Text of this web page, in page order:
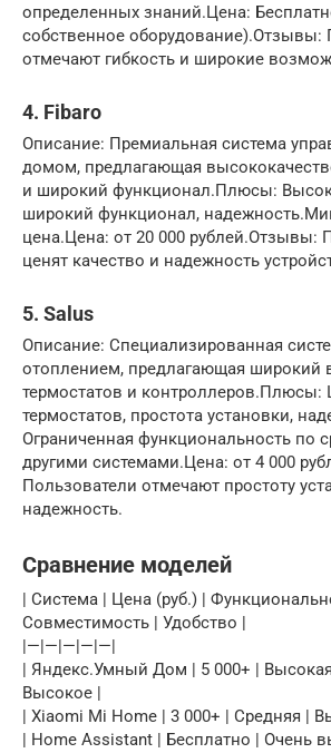
определенных знаний.Цена:
собственное оборудование).Отзывы:
отмечают гибкость и широкие
4. Fibaro
Описание: Премиальная система
домом, предлагающая
и широкий функционал.Плюсы:
широкий функционал,
цена.Цена: от 20 000 рублей.Отзывы:
ценят качество и надежность
5. Salus
Описание: Специализированная
отоплением, предлагающая широкий
термостатов и
термостатов, простота установки,
Ограниченная функциональность по
другими системами.Цена: от 4 000
Пользователи отмечают простоту
надежность.
Сравнение моделей
| Система | Цена (руб.) |
Совместимость | Удобство |
|—|—|—|—|—|
| Яндекс.Умный Дом | 5 000+ |
Высокое |
| Xiaomi Mi Home | 3 000+ | Средняя |
| Home Assistant | Бесплатно | Очень